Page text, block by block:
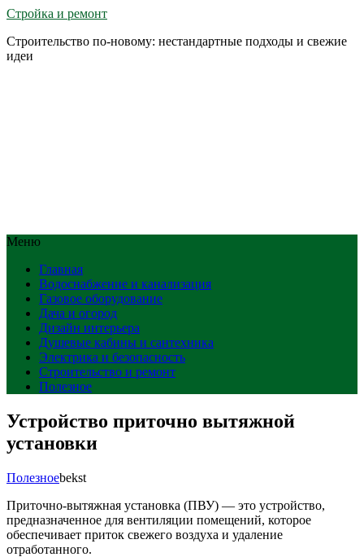
Стройка и ремонт
Строительство по-новому: нестандартные подходы и свежие
идеи
Меню
Главная
Водоснабжение и канализация
Газовое оборудование
Дача и огород
Дизайн интерьера
Душевые кабины и сантехника
Электрика и безопасность
Строительство и ремонт
Полезное
Устройство приточно вытяжной
установки
Полезноеbekst
Приточно-вытяжная установка (ПВУ) — это устройство,
предназначенное для вентиляции помещений, которое
обеспечивает приток свежего воздуха и удаление
отработанного.